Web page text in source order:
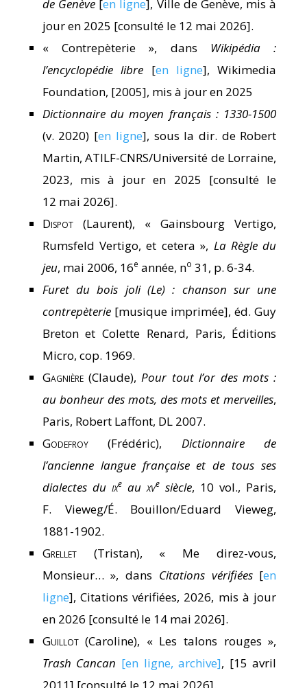
de Genève[en ligne], Ville de Genève, mis à
jour en 2025 [consulté le 12 mai 2026].
« Contrepèterie », dans Wikipédia :
l’encyclopédie libre [en ligne], Wikimedia
Foundation, [2005], mis à jour en 2025
Dictionnaire du moyen français : 1330-1500
(v. 2020) [en ligne], sous la dir. de Robert
Martin, ATILF-CNRS/Université de Lorraine,
2023, mis à jour en 2025 [consulté le
12 mai 2026].
Dispot(Laurent), « Gainsbourg Vertigo,
Rumsfeld Vertigo, et cetera », La Règle du
jeu, mai 2006, 16e année, no 31, p. 6-34.
Furet du bois joli (Le) : chanson sur une
contrepèterie[musique imprimée], éd. Guy
Breton et Colette Renard, Paris, Éditions
Micro, cop. 1969.
Gagnière(Claude),Pour tout l’or des mots :
au bonheur des mots, des mots et merveilles,
Paris, Robert Laffont, DL 2007.
Godefroy(Frédéric), Dictionnaire de
l’ancienne langue française et de tous ses
dialectes du ixeauxve siècle, 10 vol., Paris,
F. Vieweg/É. Bouillon/Eduard Vieweg,
1881-1902.
Grellet(Tristan), « Me direz-vous,
Monsieur… », dans Citations vérifiées[en
ligne], Citations vérifiées, 2026, mis à jour
en 2026 [consulté le 14 mai 2026].
Guillot(Caroline), « Les talons rouges »,
Trash Cancan [en ligne, archive], [15 avril
2011] [consulté le 12 mai 2026].